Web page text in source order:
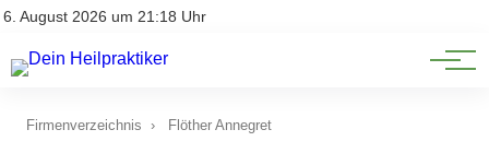
6. August 2026 um 21:18 Uhr
Impressum
Natürliche Medizin
Heilpflanzen & Kräuterkunde
Firmenverzeichnis › Flöther Annegret